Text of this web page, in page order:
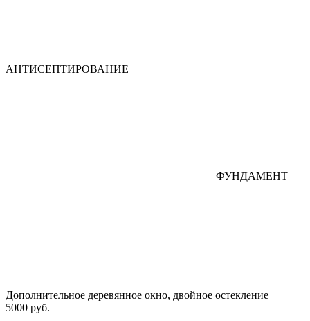
АНТИСЕПТИРОВАНИЕ
ФУНДАМЕНТ
Дополнительное деревянное окно, двойное остекление
5000 руб.